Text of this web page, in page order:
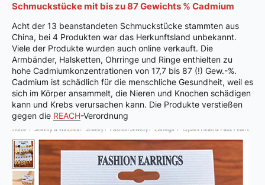
Schmuckstücke mit bis zu 87 Gewichts % Cadmium
Acht der 13 beanstandeten Schmuckstücke stammten aus
China, bei 4 Produkten war das Herkunftsland unbekannt.
Viele der Produkte wurden auch online verkauft. Die
Armbänder, Halsketten, Ohrringe und Ringe enthielten zu
hohe Cadmiumkonzentrationen von 17,7 bis 87 (!) Gew.-%.
Cadmium ist schädlich für die menschliche Gesundheit, weil es
sich im Körper ansammelt, die Nieren und Knochen schädigen
kann und Krebs verursachen kann. Die Produkte verstießen
gegen die REACH-Verordnung